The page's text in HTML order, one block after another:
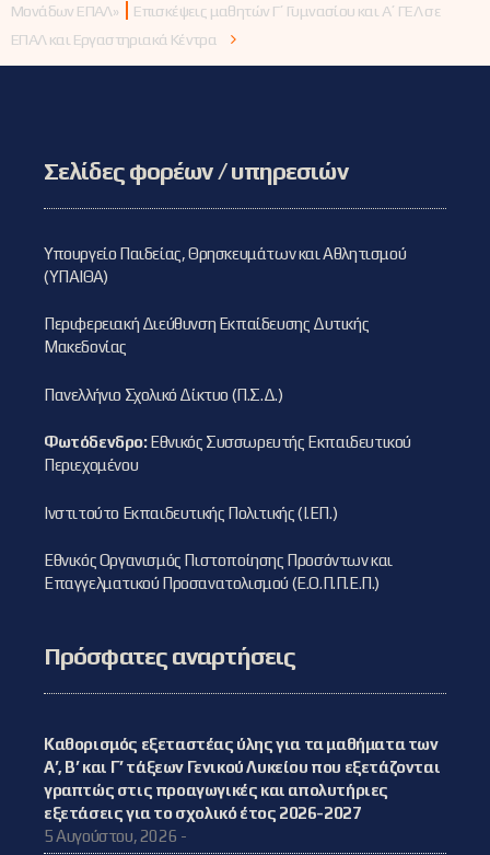
ΕΝ.Ε.Ε.ΓΥ.-Λ. στις
Μονάδων ΕΠΑΛ»
Επισκέψεις μαθητών Γ΄ Γυμνασίου και Α΄ ΓΕΛ σε
ΕΠΑΛ και Εργαστηριακά Κέντρα
Σελίδες φορέων / υπηρεσιών
Υπουργείο Παιδείας, Θρησκευμάτων και Αθλητισμού
(ΥΠΑΙΘΑ)
Περιφερειακή Διεύθυνση Εκπαίδευσης Δυτικής
Μακεδονίας
Πανελλήνιο Σχολικό Δίκτυο (Π.Σ.Δ.)
Φωτόδενδρο:Εθνικός Συσσωρευτής Εκπαιδευτικού
Περιεχομένου
Ινστιτούτο Εκπαιδευτικής Πολιτικής (Ι.ΕΠ.)
Εθνικός Οργανισμός Πιστοποίησης Προσόντων και
Επαγγελματικού Προσανατολισμού (Ε.Ο.Π.Π.Ε.Π.)
Πρόσφατες αναρτήσεις
Καθορισμός εξεταστέας ύλης για τα μαθήματα των
Α’, Β’ και Γ’ τάξεων Γενικού Λυκείου που εξετάζονται
γραπτώς στις προαγωγικές και απολυτήριες
εξετάσεις για το σχολικό έτος 2026-2027
5 Αυγούστου, 2026 -